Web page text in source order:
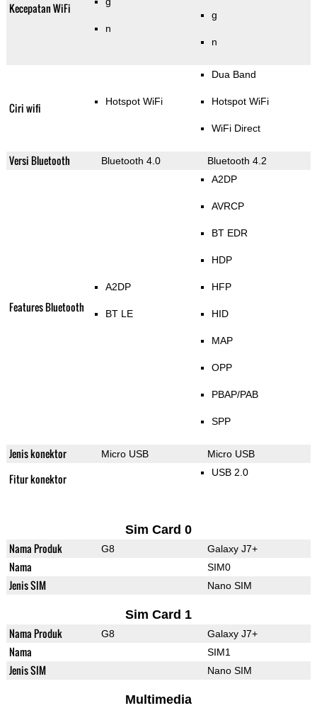
Kecepatan WiFi
n
g
n
Ciri wifi Hotspot WiFi
Dua Band
Hotspot WiFi
WiFi Direct
Versi Bluetooth Bluetooth 4.0 Bluetooth 4.2
Features Bluetooth
A2DP
BT LE
A2DP
AVRCP
BT EDR
HDP
HFP
HID
MAP
OPP
PBAP/PAB
SPP
Jenis konektor Micro USB Micro USB
Fitur konektor USB 2.0
Sim Card 0
Nama Produk G8 Galaxy J7+
Nama SIM0
Jenis SIM Nano SIM
Sim Card 1
Nama Produk G8 Galaxy J7+
Nama SIM1
Jenis SIM Nano SIM
Multimedia